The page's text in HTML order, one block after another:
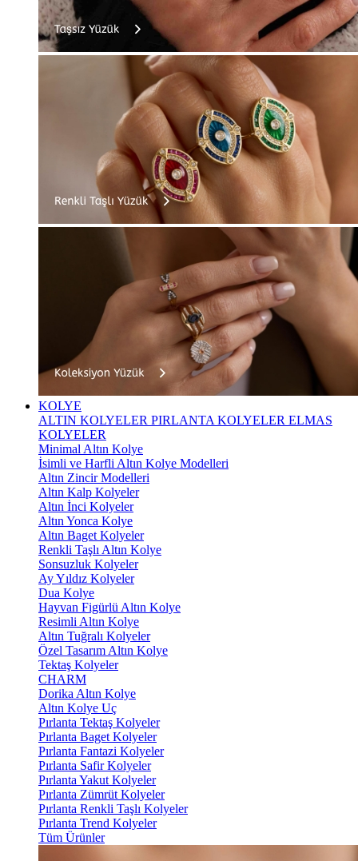
KOLYE
ALTIN KOLYELER PIRLANTA KOLYELER ELMAS
KOLYELER
Minimal Altın Kolye
İsimli ve Harfli Altın Kolye Modelleri
Altın Zincir Modelleri
Altın Kalp Kolyeler
Altın İnci Kolyeler
Altın Yonca Kolye
Altın Baget Kolyeler
Renkli Taşlı Altın Kolye
Sonsuzluk Kolyeler
Ay Yıldız Kolyeler
Dua Kolye
Hayvan Figürlü Altın Kolye
Resimli Altın Kolye
Altın Tuğralı Kolyeler
Özel Tasarım Altın Kolye
Tektaş Kolyeler
CHARM
Dorika Altın Kolye
Altın Kolye Uç
Pırlanta Tektaş Kolyeler
Pırlanta Baget Kolyeler
Pırlanta Fantazi Kolyeler
Pırlanta Safir Kolyeler
Pırlanta Yakut Kolyeler
Pırlanta Zümrüt Kolyeler
Pırlanta Renkli Taşlı Kolyeler
Pırlanta Trend Kolyeler
Tüm Ürünler